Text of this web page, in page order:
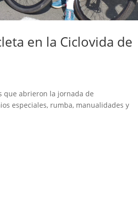
en la Ciclovida de
que abrieron la jornada de
especiales, rumba, manualidades y